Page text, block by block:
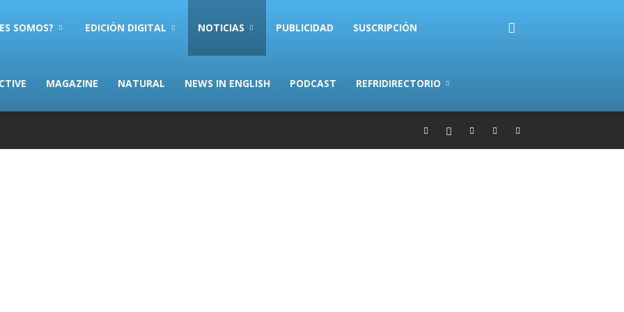
SOMOS? EDICIÓN DIGITAL NOTICIAS PUBLICIDAD SUSCRIPCIÓN
MAGAZINE NATURAL NEWS IN ENGLISH PODCAST REFRIDIRECTORIO